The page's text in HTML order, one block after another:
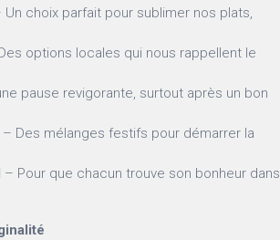
Un choix parfait pour sublimer nos plats,
options locales qui nous rappellent le
pause revigorante, surtout après un bon
– Des mélanges festifs pour démarrer la
– Pour que chacun trouve son bonheur dans